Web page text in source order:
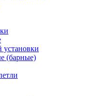
установки
(барные)